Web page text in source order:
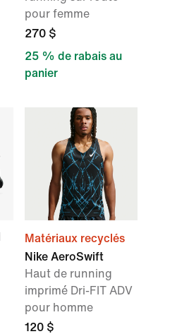
pour femme
270 $
25 % de rabais au
panier
Matériaux recyclés
Nike AeroSwift
Haut de running
imprimé Dri-FIT ADV
pour homme
120 $